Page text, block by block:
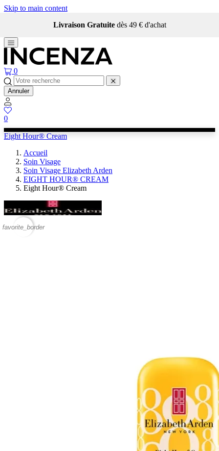
Skip to main content
Livraison Gratuite dès 49 € d'achat
0
Annuler
0
Eight Hour® Cream
Accueil
Soin Visage
Soin Visage Elizabeth Arden
EIGHT HOUR® CREAM
Eight Hour® Cream
favorite_border